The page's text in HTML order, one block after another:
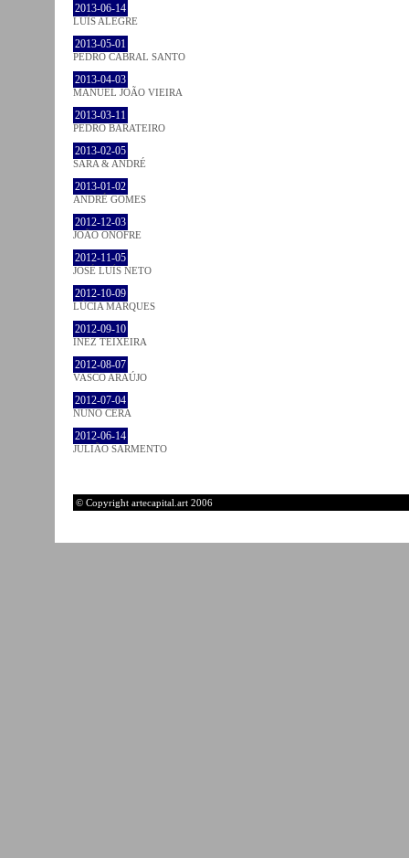
2013-06-14
LUÍS ALEGRE
2013-05-01
PEDRO CABRAL SANTO
2013-04-03
MANUEL JOÃO VIEIRA
2013-03-11
PEDRO BARATEIRO
2013-02-05
SARA & ANDRÉ
2013-01-02
ANDRÉ GOMES
2012-12-03
JOÃO ONOFRE
2012-11-05
JOSÉ LUÍS NETO
2012-10-09
LÚCIA MARQUES
2012-09-10
INEZ TEIXEIRA
2012-08-07
VASCO ARAÚJO
2012-07-04
NUNO CERA
2012-06-14
JULIÃO SARMENTO
© Copyright artecapital.art 2006